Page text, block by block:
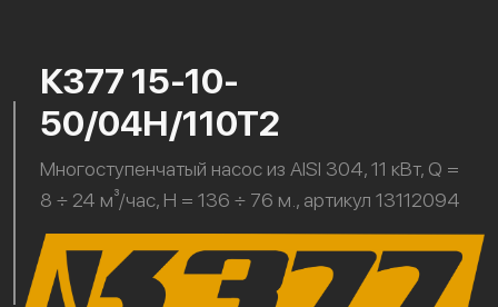
К377 15-10-
50/04Н/110Т2
Многоступенчатый насос из AISI 304, 11 кВт, Q =
8 ÷ 24 м³/час, H = 136 ÷ 76 м., артикул 13112094